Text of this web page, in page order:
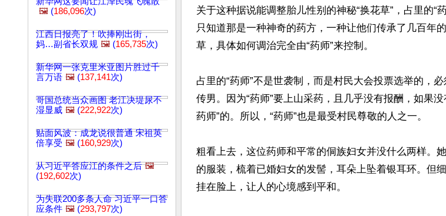
🖼️ (186,096次)
江西日报亮了！吹捧刚出街，
妈…副省长双规 🖼️ (165,735次)
新华网一张克里米亚图片胜过千
言万语 🖼️ (137,141次)
哥国总统当众画图 老江决堤尿不
湿显威 🖼️ (222,922次)
贴面风波：成龙说很普通 宋祖英
倍享受 🖼️ (160,929次)
从习近平答应江的条件之后 🖼️
(192,602次)
为失联200多条人命 习近平一口答
应条件 🖼️ (293,797次)
关于这种据说能调整胎儿性别的神秘“换花草”，占里的“
只知道那是一种神奇的药方，一种让他们传承了几百年
草，具体如何调治完全由“药师”来控制。
占里的“药师”不是世袭制，而是村民大会投票选举的，
传男。因为“药师”要上山采药，且几乎没有报酬，如果
药师”的。所以，“药师”也是最受村民尊敬的人之一。
粗看上去，这位药师和平常的侗族妇女并没什么两样。
的服装，梳着已婚妇女的发髻，耳朵上坠着银耳环。但
挂在脸上，让人的心境感到平和。